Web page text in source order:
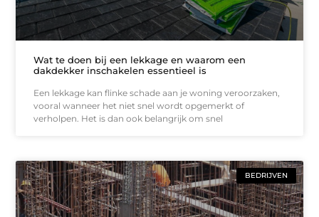
Wat te doen bij een lekkage en waarom een
dakdekker inschakelen essentieel is
Een lekkage kan flinke schade aan je woning veroorzaken,
vooral wanneer het niet snel wordt opgemerkt of
verholpen. Het is dan ook belangrijk om snel
BEDRIJVEN